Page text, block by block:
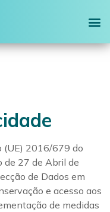
(UE) 2016/679 do
de 27 de Abril de
de Dados em
e acesso aos
de medidas